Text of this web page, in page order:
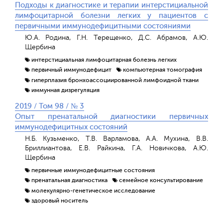
Подходы к диагностике и терапии интерстициальной
лимфоцитарной болезни легких у пациентов с
первичными иммунодефицитными состояниями
Ю.А. Родина, Г.Н. Терещенко, Д.С. Абрамов, А.Ю.
Щербина
интерстициальная лимфоцитарная болезнь легких
первичный иммунодефицит
компьютерная томография
гиперплазия бронхоассоциированной лимфоидной ткани
иммунная дизрегуляция
2019 / Том 98 / № 3
Опыт пренатальной диагностики первичных
иммунодефицитных состояний
Н.Б. Кузьменко, Т.В. Варламова, А.А. Мухина, В.В.
Бриллиантова, Е.В. Райкина, Г.А. Новичкова, А.Ю.
Щербина
первичные иммунодефицитные состояния
пренатальная диагностика
семейное консультирование
молекулярно-генетическое исследование
здоровый носитель